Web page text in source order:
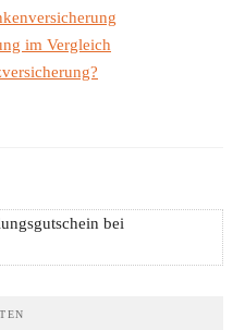
im Vergleich